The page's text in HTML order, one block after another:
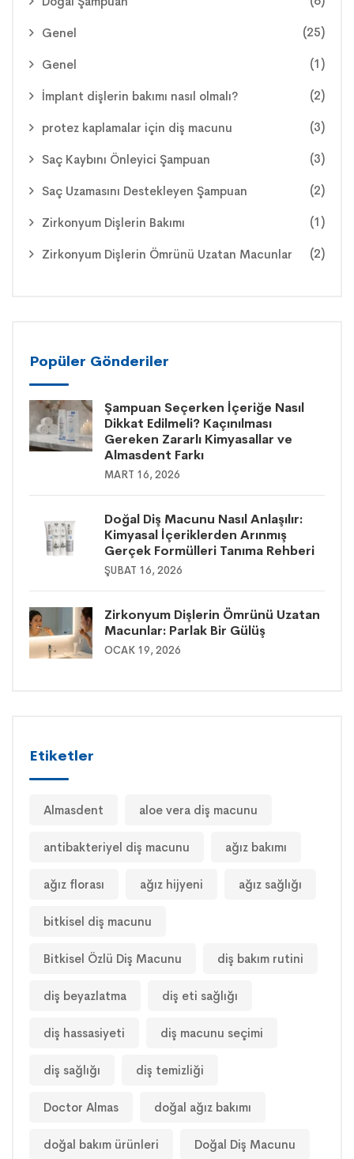
Genel (25)
Genel (1)
İmplant dişlerin bakımı nasıl olmalı? (2)
protez kaplamalar için diş macunu (3)
Saç Kaybını Önleyici Şampuan (3)
Saç Uzamasını Destekleyen Şampuan (2)
Zirkonyum Dişlerin Bakımı (1)
Zirkonyum Dişlerin Ömrünü Uzatan Macunlar (2)
Popüler Gönderiler
Şampuan Seçerken İçeriğe Nasıl
Dikkat Edilmeli? Kaçınılması
Gereken Zararlı Kimyasallar ve
Almasdent Farkı
MART 16, 2026
Doğal Diş Macunu Nasıl Anlaşılır:
Kimyasal İçeriklerden Arınmış
Gerçek Formülleri Tanıma Rehberi
ŞUBAT 16, 2026
Zirkonyum Dişlerin Ömrünü Uzatan
Macunlar: Parlak Bir Gülüş
OCAK 19, 2026
Etiketler
Almasdent aloe vera diş macunu
antibakteriyel diş macunu ağız bakımı
ağız florası ağız hijyeni ağız sağlığı
bitkisel diş macunu
Bitkisel Özlü Diş Macunu diş bakım rutini
diş beyazlatma diş eti sağlığı
diş hassasiyeti diş macunu seçimi
diş sağlığı diş temizliği
Doctor Almas doğal ağız bakımı
doğal bakım ürünleri Doğal Diş Macunu